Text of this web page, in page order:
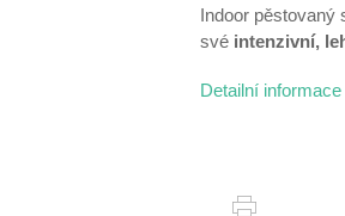
Indoor pěstovaný
své intenzivní,
Detailní informace